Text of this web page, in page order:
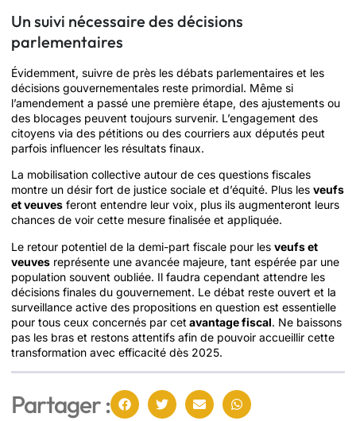
Un suivi nécessaire des décisions
parlementaires
Évidemment, suivre de près les débats parlementaires et les
décisions gouvernementales reste primordial. Même si
l’amendement a passé une première étape, des ajustements ou
des blocages peuvent toujours survenir. L’engagement des
citoyens via des pétitions ou des courriers aux députés peut
parfois influencer les résultats finaux.
La mobilisation collective autour de ces questions fiscales
montre un désir fort de justice sociale et d’équité. Plus les veufs
et veuves feront entendre leur voix, plus ils augmenteront leurs
chances de voir cette mesure finalisée et appliquée.
Le retour potentiel de la demi-part fiscale pour les veufs et
veuves représente une avancée majeure, tant espérée par une
population souvent oubliée. Il faudra cependant attendre les
décisions finales du gouvernement. Le débat reste ouvert et la
surveillance active des propositions en question est essentielle
pour tous ceux concernés par cet avantage fiscal. Ne baissons
pas les bras et restons attentifs afin de pouvoir accueillir cette
transformation avec efficacité dès 2025.
Partager :